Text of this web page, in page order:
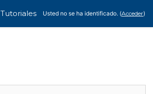
Tutoriales Usted no se ha identificado. (Acceder)